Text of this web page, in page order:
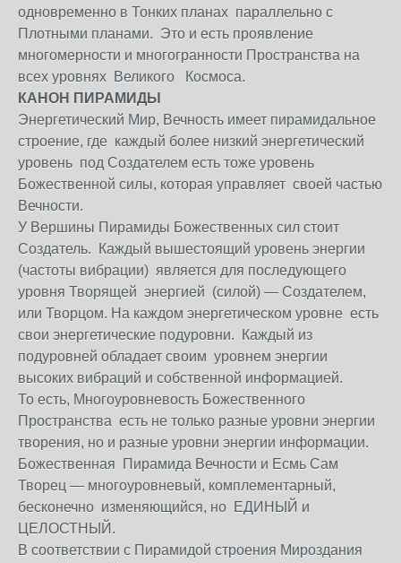
одновременно в Тонких планах параллельно с
Плотными планами. Это и есть проявление
многомерности и многогранности Пространства на
всех уровнях Великого Космоса.
КАНОН ПИРАМИДЫ
Энергетический Мир, Вечность имеет пирамидальное
строение, где каждый более низкий энергетический
уровень под Создателем есть тоже уровень
Божественной силы, которая управляет своей частью
Вечности.
У Вершины Пирамиды Божественных сил стоит
Создатель. Каждый вышестоящий уровень энергии
(частоты вибрации) является для последующего
уровня Творящей энергией (силой) — Создателем,
или Творцом. На каждом энергетическом уровне есть
свои энергетические подуровни. Каждый из
подуровней обладает своим уровнем энергии
высоких вибраций и собственной информацией.
То есть, Многоуровневость Божественного
Пространства есть не только разные уровни энергии
творения, но и разные уровни энергии информации.
Божественная Пирамида Вечности и Есмь Сам
Творец — многоуровневый, комплементарный,
бесконечно изменяющийся, но ЕДИНЫЙ и
ЦЕЛОСТНЫЙ.
В соответствии с Пирамидой строения Мироздания